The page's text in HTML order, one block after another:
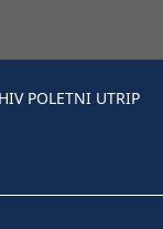
POLETNI UTRIP